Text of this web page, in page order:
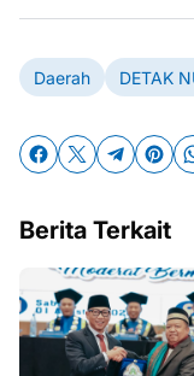
Daerah DETAK
Berita Terkait